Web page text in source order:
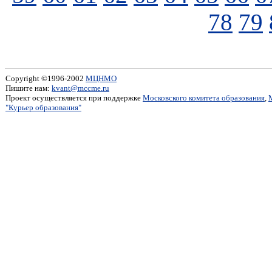
78 79
Copyright ©1996-2002 МЦНМО
Пишите нам: kvant@mccme.ru
Проект осуществляется при поддержке Московского комитета образования,
"Курьер образования"